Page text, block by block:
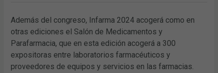
Además del congreso, Infarma 2024 acogerá como en
otras ediciones el Salón de Medicamentos y
Parafarmacia, que en esta edición acogerá a 300
expositoras entre laboratorios farmacéuticos y
proveedores de equipos y servicios en las farmacias.